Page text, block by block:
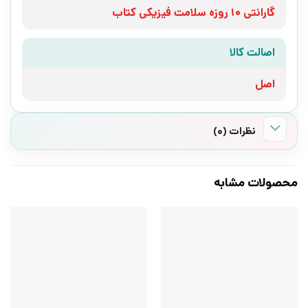
گارانتی 10 روزه سلامت فیزیکی کتاب
اصالت کالا
اصل
نظرات (0)
محصولات مشابه